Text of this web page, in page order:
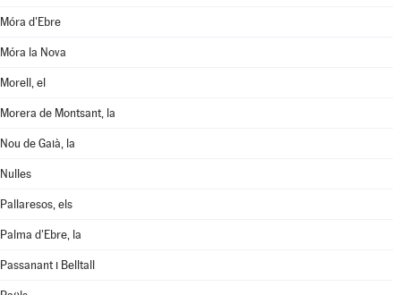
Móra d'Ebre
Móra la Nova
Morell, el
Morera de Montsant, la
Nou de Gaià, la
Nulles
Pallaresos, els
Palma d'Ebre, la
Passanant i Belltall